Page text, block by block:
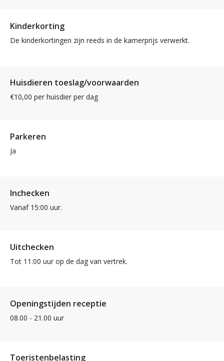
Kinderkorting
De kinderkortingen zijn reeds in de kamerprijs verwerkt.
Huisdieren toeslag/voorwaarden
€10,00 per huisdier per dag
Parkeren
Ja
Inchecken
Vanaf 15:00 uur.
Uitchecken
Tot 11:00 uur op de dag van vertrek.
Openingstijden receptie
08.00 - 21.00 uur
Toeristenbelasting